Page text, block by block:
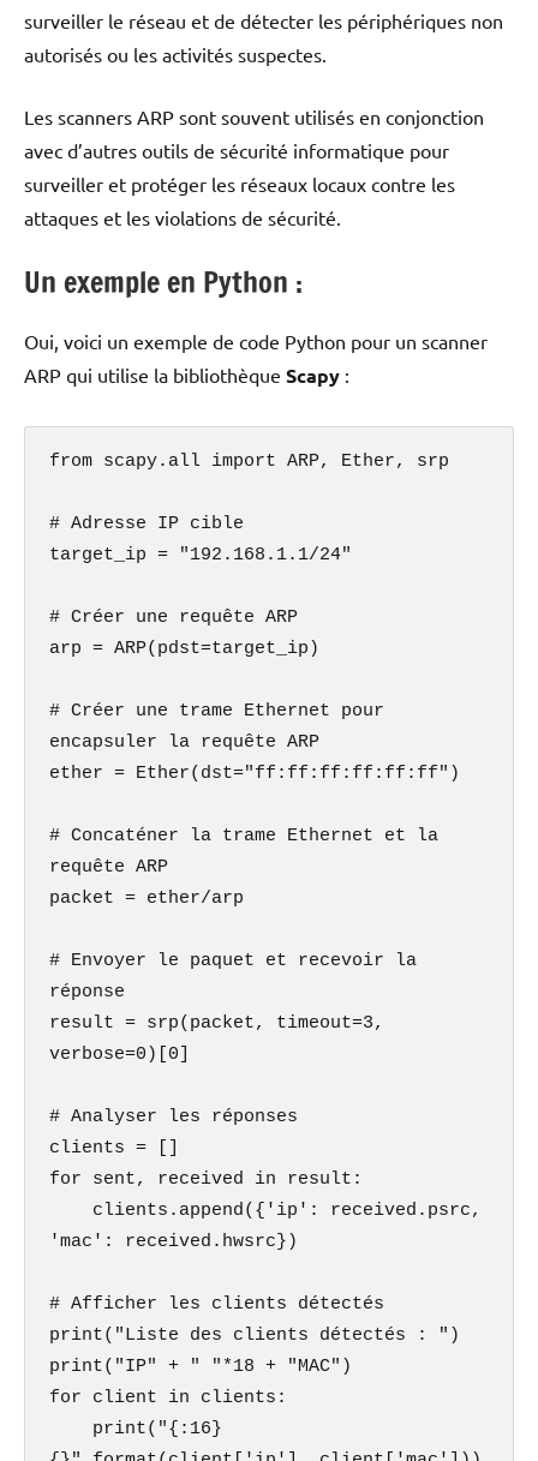
surveiller le réseau et de détecter les périphériques non
autorisés ou les activités suspectes.
Les scanners ARP sont souvent utilisés en conjonction
avec d’autres outils de sécurité informatique pour
surveiller et protéger les réseaux locaux contre les
attaques et les violations de sécurité.
Un exemple en Python :
Oui, voici un exemple de code Python pour un scanner
ARP qui utilise la bibliothèque Scapy :
from scapy.all import ARP, Ether, srp
# Adresse IP cible
target_ip = "192.168.1.1/24"
# Créer une requête ARP
arp = ARP(pdst=target_ip)
# Créer une trame Ethernet pour
encapsuler la requête ARP
ether = Ether(dst="ff:ff:ff:ff:ff:ff")
# Concaténer la trame Ethernet et la
requête ARP
packet = ether/arp
# Envoyer le paquet et recevoir la
réponse
result = srp(packet, timeout=3,
verbose=0)[0]
# Analyser les réponses
clients = []
for sent, received in result:
'mac': received.hwsrc})
# Afficher les clients détectés
print("Liste des clients détectés : ")
print("IP" + " "*18 + "MAC")
for client in clients: